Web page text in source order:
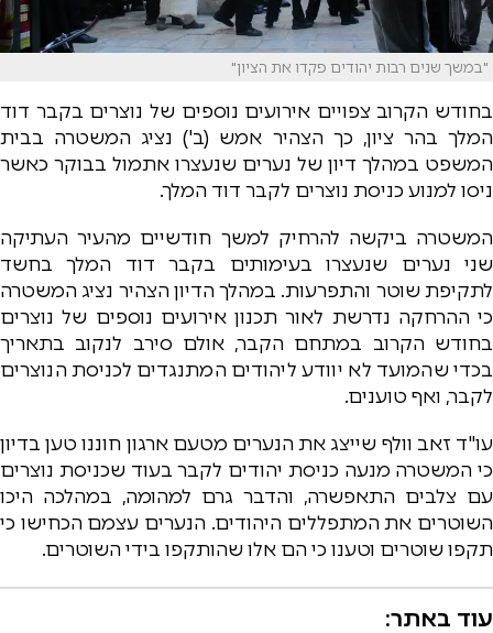
"במשך שנים רבות יהודים פקדו את הציון"
בחודש הקרוב צפויים אירועים נוספים של נוצרים בקבר דוד
המלך בהר ציון, כך הצהיר אמש (ב') נציג המשטרה בבית
המשפט במהלך דיון של נערים שנעצרו אתמול בבוקר כאשר
ניסו למנוע כניסת נוצרים לקבר דוד המלך.
המשטרה ביקשה להרחיק למשך חודשיים מהעיר העתיקה
שני נערים שנעצרו בעימותים בקבר דוד המלך בחשד
לתקיפת שוטר והתפרעות. במהלך הדיון הצהיר נציג המשטרה
כי ההרחקה נדרשת לאור תכנון אירועים נוספים של נוצרים
בחודש הקרוב במתחם הקבר, אולם סירב לנקוב בתאריך
בכדי שהמועד לא יוודע ליהודים המתנגדים לכניסת הנוצרים
לקבר, ואף טוענים.
עו"ד זאב וולף שייצג את הנערים מטעם ארגון חוננו טען בדיון
כי המשטרה מנעה כניסת יהודים לקבר בעוד שכניסת נוצרים
עם צלבים התאפשרה, והדבר גרם למהומה, במהלכה היכו
השוטרים את המתפללים היהודים. הנערים עצמם הכחישו כי
תקפו שוטרים וטענו כי הם אלו שהותקפו בידי השוטרים.
עוד באתר: